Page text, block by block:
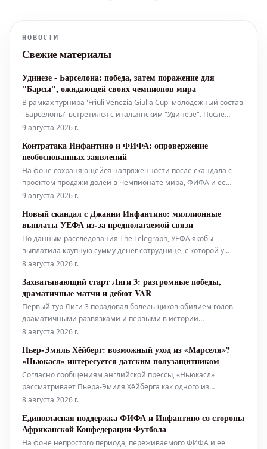
НОВОСТИ
Свежие материалы
Удинезе - Барселона: победа, затем поражение для
"Барсы", ожидающей своих чемпионов мира
В рамках турнира 'Friuli Venezia Giulia Cup' молодежный состав
"Барселоны" встретился с итальянским "Удинезе". После
победы над "Ноттингем Форест" (1:0) в первом матче,
что лишило их возможности побороться за трофей. Матч
против "
9 августа 2026 г.
Контратака Инфантино и ФИФА: опровержение
необоснованных заявлений
На фоне сохраняющейся напряженности после скандала с
проектом продажи долей в Чемпионате мира, ФИФА и ее
президент Джанни Инфантино решили перейти в контратаку,
утверждают, что не станут облегчать процесс для каких-либо
потенциальных оппонент
9 августа 2026 г.
Новый скандал с Джанни Инфантино: миллионные
выплаты УЕФА из-за предполагаемой связи
По данным расследования The Telegraph, УЕФА якобы
выплатила крупную сумму денег сотруднице, с которой у
Джанни Инфантино, нынешнего главы ФИФА, могла быть
секретаря европейского футбольного союза. Джанни
Инфантино оказался в центре нового н
8 августа 2026 г.
Захватывающий старт Лиги 3: разгромные победы,
драматичные матчи и дебют VAR
Первый тур Лиги 3 порадовал болельщиков обилием голов,
драматичными развязками и первыми в истории
французского футбола использованиями системы VAR
выступление Кана, который возглавил турнирную таблицу
после разгрома Валансьена. Т
8 августа 2026 г.
Пьер-Эмиль Хёйберг: возможный уход из «Марселя»?
«Ньюкасл» интересуется датским полузащитником
Согласно сообщениям английской прессы, «Ньюкасл»
рассматривает Пьера-Эмиля Хёйберга как одного из
кандидатов на позицию полузащитника. Английский клуб
хорошо знаком с Премьер-лигой, где выступал за
«Саутгемптон» (2016-2020) и «Тоттенхэм
8 августа 2026 г.
Единогласная поддержка ФИФА и Инфантино со стороны
Африканской Конфедерации Футбола
На фоне непростого периода, переживаемого ФИФА и ее